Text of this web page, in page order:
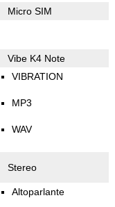
Micro SIM
Vibe K4 Note
VIBRATION
MP3
WAV
Stereo
Altoparlante